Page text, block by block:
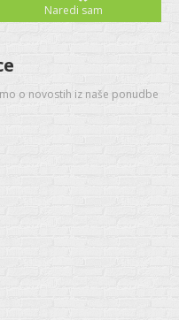
Naredi sam
o novostih iz naše ponudbe